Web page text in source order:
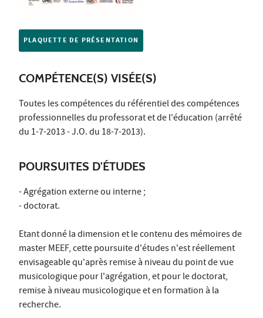
PLAQUETTE DE PRÉSENTATION
COMPÉTENCE(S) VISÉE(S)
Toutes les compétences du référentiel des compétences
professionnelles du professorat et de l'éducation (arrêté
du 1-7-2013 - J.O. du 18-7-2013).
POURSUITES D'ÉTUDES
- Agrégation externe ou interne ;
- doctorat.
Etant donné la dimension et le contenu des mémoires de
master MEEF, cette poursuite d'études n'est réellement
envisageable qu'après remise à niveau du point de vue
musicologique pour l'agrégation, et pour le doctorat,
remise à niveau musicologique et en formation à la
recherche.